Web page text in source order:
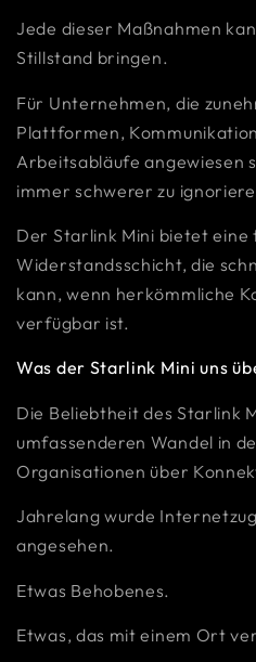
Jede dieser Maßnahmen
Stillstand bringen.
Für Unternehmen, die
Plattformen,
Arbeitsabläufe angewiesen
immer schwerer zu
Der Starlink Mini bietet eine
Widerstandsschicht, die
kann, wenn herkömmliche
verfügbar ist.
Was der Starlink Mini uns
Die Beliebtheit des Starlink
umfassenderen Wandel in
Organisationen über
Jahrelang wurde
angesehen.
Etwas Behobenes.
Etwas, das mit einem Ort